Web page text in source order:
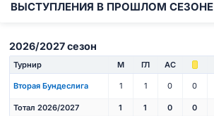
ВЫСТУПЛЕНИЯ В ПРОШЛОМ СЕЗОНЕ
2026/2027 сезон
Турнир М ГЛ АС
Вторая Бундеслига 1 1 0 0
Тотал 2026/2027 1 1 0 0